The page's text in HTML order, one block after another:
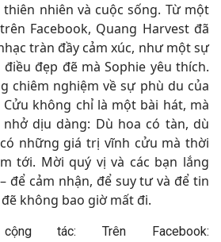
nhiên và cuộc sống. Từ một
Facebook, Quang Harvest đã
tràn đầy cảm xúc, như một sự
đẹp đẽ mà Sophie yêu thích.
chiêm nghiệm về sự phù du của
không chỉ là một bài hát, mà
dịu dàng: Dù hoa có tàn, dù
những giá trị vĩnh cửu mà thời
tới. Mời quý vị và các bạn lắng
để cảm nhận, để suy tư và để tin
không bao giờ mất đi.
tác: Trên Facebook: